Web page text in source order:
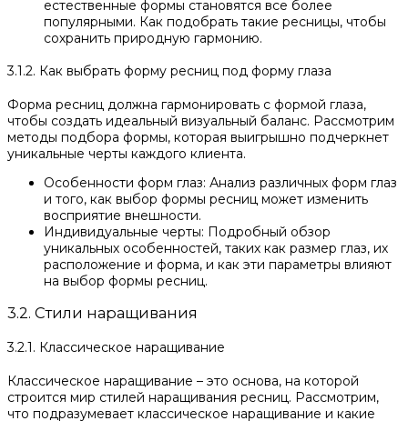
естественные формы становятся все более
популярными. Как подобрать такие ресницы, чтобы
сохранить природную гармонию.
3.1.2. Как выбрать форму ресниц под форму глаза
Форма ресниц должна гармонировать с формой глаза,
чтобы создать идеальный визуальный баланс. Рассмотрим
методы подбора формы, которая выигрышно подчеркнет
уникальные черты каждого клиента.
Особенности форм глаз: Анализ различных форм глаз
и того, как выбор формы ресниц может изменить
восприятие внешности.
Индивидуальные черты: Подробный обзор
уникальных особенностей, таких как размер глаз, их
расположение и форма, и как эти параметры влияют
на выбор формы ресниц.
3.2. Стили наращивания
3.2.1. Классическое наращивание
Классическое наращивание – это основа, на которой
строится мир стилей наращивания ресниц. Рассмотрим,
что подразумевает классическое наращивание и какие